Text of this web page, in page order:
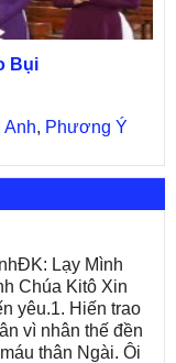
Bụi
Anh, Phương Ý
Lạy Mình
Chúa Kitô Xin
yêu.1. Hiến trao
vì nhân thế đền
thân Ngài. Ôi